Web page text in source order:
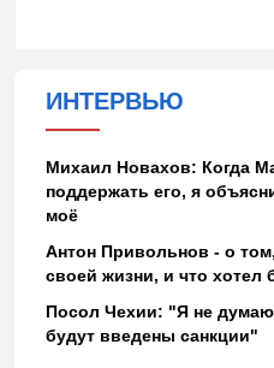
ИНТЕРВЬЮ
Михаил Новахов: Когда
поддержать его, я
моё
Антон Привольнов - о
своей жизни, и что хотел
Посол Чехии: "Я не
будут введены санкции"